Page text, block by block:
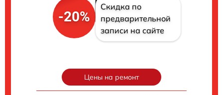
-20%
Скидка по
предварительной
записи на сайте
Цены на ремонт